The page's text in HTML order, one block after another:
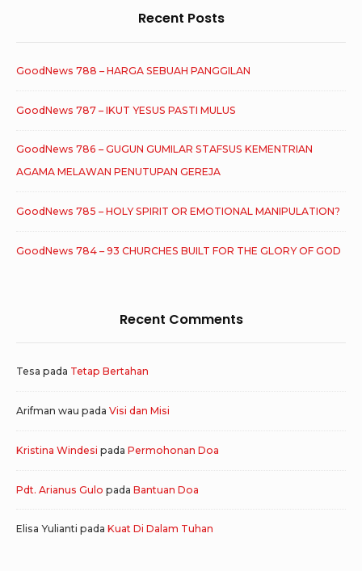
Recent Posts
GoodNews 788 – HARGA SEBUAH PANGGILAN
GoodNews 787 – IKUT YESUS PASTI MULUS
GoodNews 786 – GUGUN GUMILAR STAFSUS KEMENTRIAN
AGAMA MELAWAN PENUTUPAN GEREJA
GoodNews 785 – HOLY SPIRIT OR EMOTIONAL MANIPULATION?
GoodNews 784 – 93 CHURCHES BUILT FOR THE GLORY OF GOD
Recent Comments
Tesa pada Tetap Bertahan
Arifman wau pada Visi dan Misi
Kristina Windesi pada Permohonan Doa
Pdt. Arianus Gulo pada Bantuan Doa
Elisa Yulianti pada Kuat Di Dalam Tuhan